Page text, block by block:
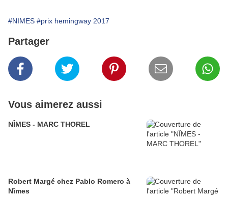
#NIMES #prix hemingway 2017
Partager
Vous aimerez aussi
NÎMES - MARC THOREL
Robert Margé chez Pablo Romero à
Nîmes